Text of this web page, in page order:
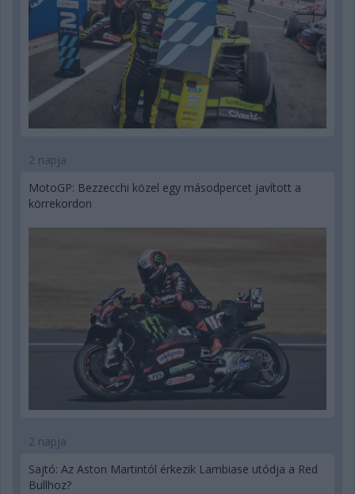
2 napja
MotoGP: Bezzecchi közel egy másodpercet javított a
körrekordon
2 napja
Sajtó: Az Aston Martintól érkezik Lambiase utódja a Red
Bullhoz?